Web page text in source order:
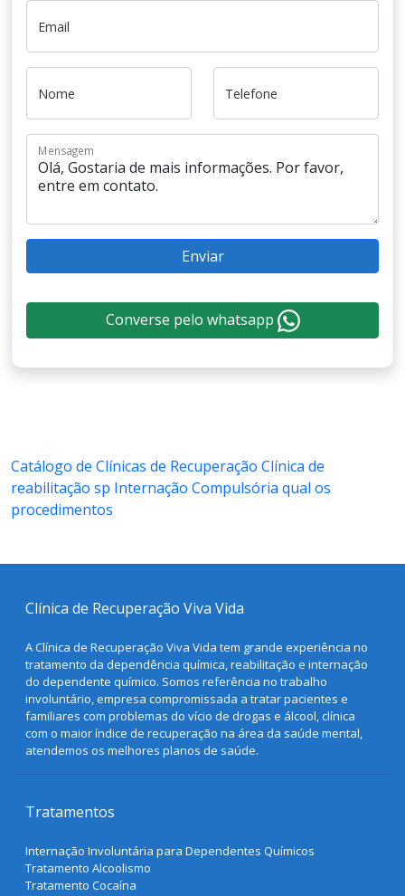
Email
Nome Telefone
Mensagem
Enviar
Converse pelo whatsapp
Catálogo de Clínicas de Recuperação Clínica de
reabilitação sp Internação Compulsória qual os
procedimentos
Clínica de Recuperação Viva Vida
A Clínica de Recuperação Viva Vida tem grande experiência no
tratamento da dependência química, reabilitação e internação
do dependente químico. Somos referência no trabalho
involuntário, empresa compromissada a tratar pacientes e
familiares com problemas do vício de drogas e álcool, clínica
com o maior índice de recuperação na área da saúde mental,
atendemos os melhores planos de saúde.
Tratamentos
Internação Involuntária para Dependentes Químicos
Tratamento Alcoolismo
Tratamento Cocaína